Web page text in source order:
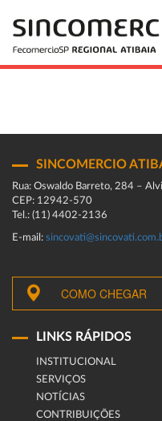
SINCOMERCIO
Rua: Oswaldo Barreto, 284 –
CEP: 12942-570
Tel.: (11) 4402-2136
E-mail:
COMO CHEGAR
LINKS RÁPIDOS
INSTITUCIONAL
SERVIÇOS
NOTÍCIAS
CONTRIBUIÇÕES